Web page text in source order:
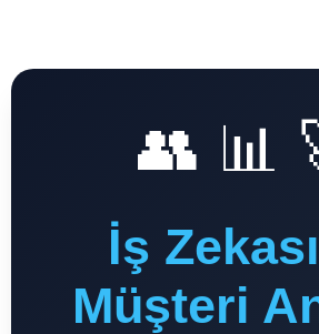
👥 📊
İş
Müşteri